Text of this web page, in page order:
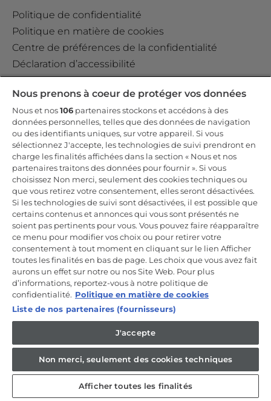
Politique de confidentialité
Politique en matière de cookies
Centre de préférences de la confidentialité
Déclaration d’accessibilité
Data Act Policy
Règlement GPSR (EU) 2023/988 Art. 19
Incrivez-vous à la newsletter
Inscrivez-vous et recevez -10% sur votre
première commande
CANDY HOOVER GROUP S.r.I. - Associé unique - SIÈGE SOCIAL :
Via Comolli, 57 - 20861 Brugherio (MB) - Italie - SIÈGES
ADMINISTRATIFS : Via Privata Eden Fumagalli snc - 20861
Brugherio (MB) et Via Trento n. 20/A-22 - 20871 Vimercate (MB) -
Italie - Tél. : +39.039.2086.1 - Fax : +39.039.2086.237 - Capital social
35 000 000,00 € iv - Cod. Code fiscal et numéro d'inscription au
registre du commerce de Milan-Monza-Brianza-Lodi 04666310158 -
Autorisation IT AEOF 211870 - Société soumise aux activités de
gestion et de coordination de Candy S.p.A.
FR / Français
Nous prenons à coeur de protéger vos données
Nous et nos106 partenaires stockons et accédons à des
données personnelles, telles que des données de navigation
ou des identifiants uniques, sur votre appareil. Si vous
sélectionnez J'accepte, les technologies de suivi prendront en
charge les finalités affichées dans la section « Nous et nos
partenaires traitons des données pour fournir ». Si vous
choisissez Non merci, seulement des cookies techniques ou
que vous retirez votre consentement, elles seront désactivées.
Si les technologies de suivi sont désactivées, il est possible que
certains contenus et annonces qui vous sont présentés ne
soient pas pertinents pour vous. Vous pouvez faire réapparaître
ce menu pour modifier vos choix ou pour retirer votre
consentement à tout moment en cliquant sur le lien Afficher
toutes les finalités en bas de page. Les choix que vous avez fait
aurons un effet sur notre ou nos Site Web. Pour plus
d’informations, reportez-vous à notre politique de
confidentialité. Politique en matière de cookies
Liste de nos partenaires (fournisseurs)
J'accepte
Non merci, seulement des cookies techniques
Afficher toutes les finalités